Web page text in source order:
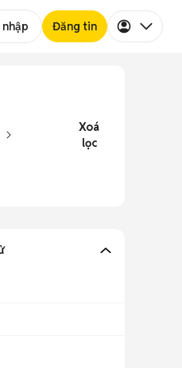
Đăng tin
Xoá
lọc